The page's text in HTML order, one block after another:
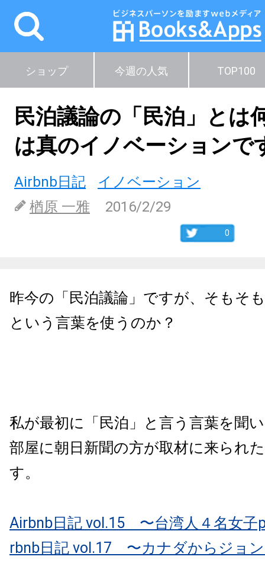
ショップ 今週の人気 TOP100
民泊議論の「民泊」とは
は真のイノベーションで
Airbnb日記
イノベーション
楢原 一雅
2016/2/29
0
昨今の「民泊議論」ですが、そもそ
という言葉を使うのか？
私が最初に「民泊」と言う言葉を聞
部屋に朝日新聞の方が取材に来られ
す。
Airbnb日記 vol.15 〜台湾人４名女子
rbnb日記 vol.17 〜カナダからジョ